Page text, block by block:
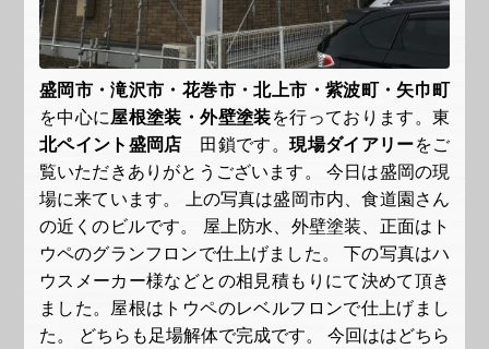
盛岡市・滝沢市・花巻市・北上市・紫波町・矢巾町
を中心に屋根塗装・外壁塗装を行っております。東
北ペイント盛岡店
田鎖です。現場ダイアリーをご
覧いただきありがとうございます。 今日は盛岡の現
場に来ています。 上の写真は盛岡市内、食道園さん
の近くのビルです。 屋上防水、外壁塗装、正面はト
ウペのグランフロンで仕上げました。 下の写真はハ
ウスメーカー様などとの相見積もりにて決めて頂き
ました。屋根はトウペのレベルフロンで仕上げまし
た。 どちらも足場解体で完成です。 今回ははどちら